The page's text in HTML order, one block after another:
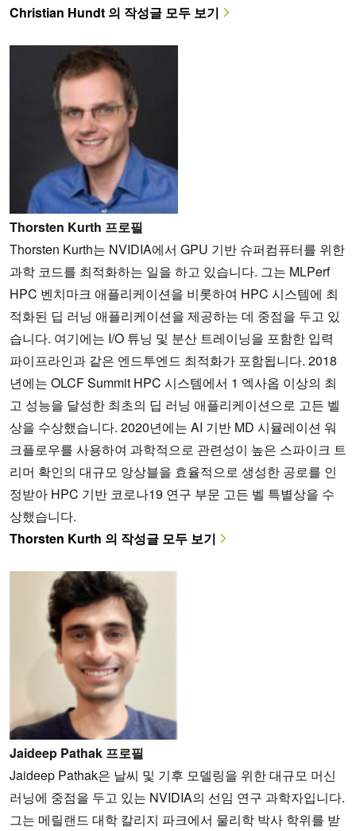
Christian Hundt 의 작성글 모두 보기
Thorsten Kurth 프로필
Thorsten Kurth는 NVIDIA에서 GPU 기반 슈퍼컴퓨터를 위한
과학 코드를 최적화하는 일을 하고 있습니다. 그는 MLPerf
HPC 벤치마크 애플리케이션을 비롯하여 HPC 시스템에 최
적화된 딥 러닝 애플리케이션을 제공하는 데 중점을 두고 있
습니다. 여기에는 I/O 튜닝 및 분산 트레이닝을 포함한 입력
파이프라인과 같은 엔드투엔드 최적화가 포함됩니다. 2018
년에는 OLCF Summit HPC 시스템에서 1 엑사옵 이상의 최
고 성능을 달성한 최초의 딥 러닝 애플리케이션으로 고든 벨
상을 수상했습니다. 2020년에는 AI 기반 MD 시뮬레이션 워
크플로우를 사용하여 과학적으로 관련성이 높은 스파이크 트
리머 확인의 대규모 앙상블을 효율적으로 생성한 공로를 인
정받아 HPC 기반 코로나19 연구 부문 고든 벨 특별상을 수
상했습니다.
Thorsten Kurth 의 작성글 모두 보기
Jaideep Pathak 프로필
Jaideep Pathak은 날씨 및 기후 모델링을 위한 대규모 머신
러닝에 중점을 두고 있는 NVIDIA의 선임 연구 과학자입니다.
그는 메릴랜드 대학 칼리지 파크에서 물리학 박사 학위를 받